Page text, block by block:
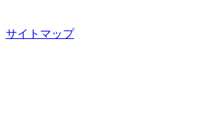
サイトマップ